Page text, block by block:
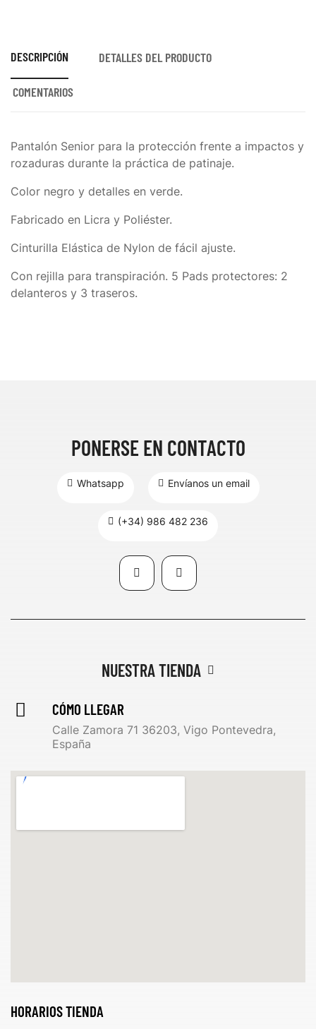
DESCRIPCIÓN DETALLES DEL PRODUCTO
COMENTARIOS
Pantalón Senior para la protección frente a impactos y
rozaduras durante la práctica de patinaje.
Color negro y detalles en verde.
Fabricado en Licra y Poliéster.
Cinturilla Elástica de Nylon de fácil ajuste.
Con rejilla para transpiración. 5 Pads protectores: 2
delanteros y 3 traseros.
PONERSE EN CONTACTO
Whatsapp Envíanos un email
(+34) 986 482 236
NUESTRA TIENDA
CÓMO LLEGAR
Calle Zamora 71 36203, Vigo Pontevedra,
España
HORARIOS TIENDA